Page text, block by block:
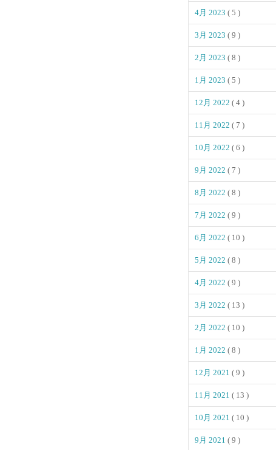
4月 2023 ( 5 )
3月 2023 ( 9 )
2月 2023 ( 8 )
1月 2023 ( 5 )
12月 2022 ( 4 )
11月 2022 ( 7 )
10月 2022 ( 6 )
9月 2022 ( 7 )
8月 2022 ( 8 )
7月 2022 ( 9 )
6月 2022 ( 10 )
5月 2022 ( 8 )
4月 2022 ( 9 )
3月 2022 ( 13 )
2月 2022 ( 10 )
1月 2022 ( 8 )
12月 2021 ( 9 )
11月 2021 ( 13 )
10月 2021 ( 10 )
9月 2021 ( 9 )